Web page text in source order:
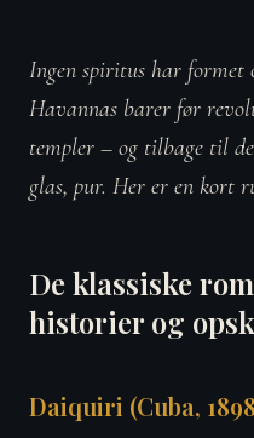
Ingen spiritus har formet
Havannas barer før
templer – og tilbage til
glas, pur. Her er en kort
De klassiske
historier og
Daiquiri (Cuba,